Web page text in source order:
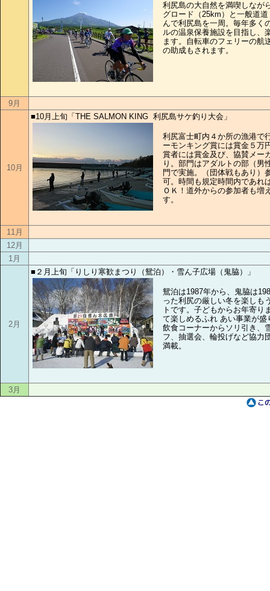
利尻島の大自然を満喫しなが
グロード（25km）と一般道
んで利尻島を一周。毎年多く
ルの温泉保養施設を目指し、
ます。自転車のフェリーの航
の助成もされます。
9月
10月
■10月上旬「THE SALMON KING 利尻島サケ釣り大会」
利尻富士町内４か所の漁港で
ーモンキング賞には賞金５万
賞者には賞金及び、協賛メー
り。部門はアダルトの部（男
門で実施。（団体戦もあり）
可。時間も規定時間内であれ
ＯＫ！道外からの参加者も増
す。
11月
12月
1月
2月
■２月上旬「りしり寒歓まつり（鴛泊）・雪ん子広場（鬼脇）」
鴛泊は1987年から、鬼脇は
った利尻の厳しい冬を楽しも
トです。子どもからお年寄り
て楽しめるふれ あい事業が盛
飲食コーナーからソリ引き、
フ、抽選会、輪投げなど協力
満載。
3月